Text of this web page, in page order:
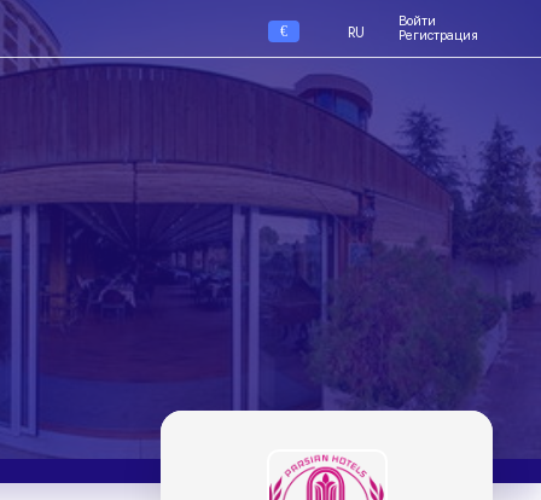
€ RU
Войти
Регистрация